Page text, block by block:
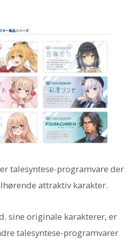
er talesyntese-programvare der
attraktiv karakter.
sine originale karakterer, er
talesyntese-programvarer